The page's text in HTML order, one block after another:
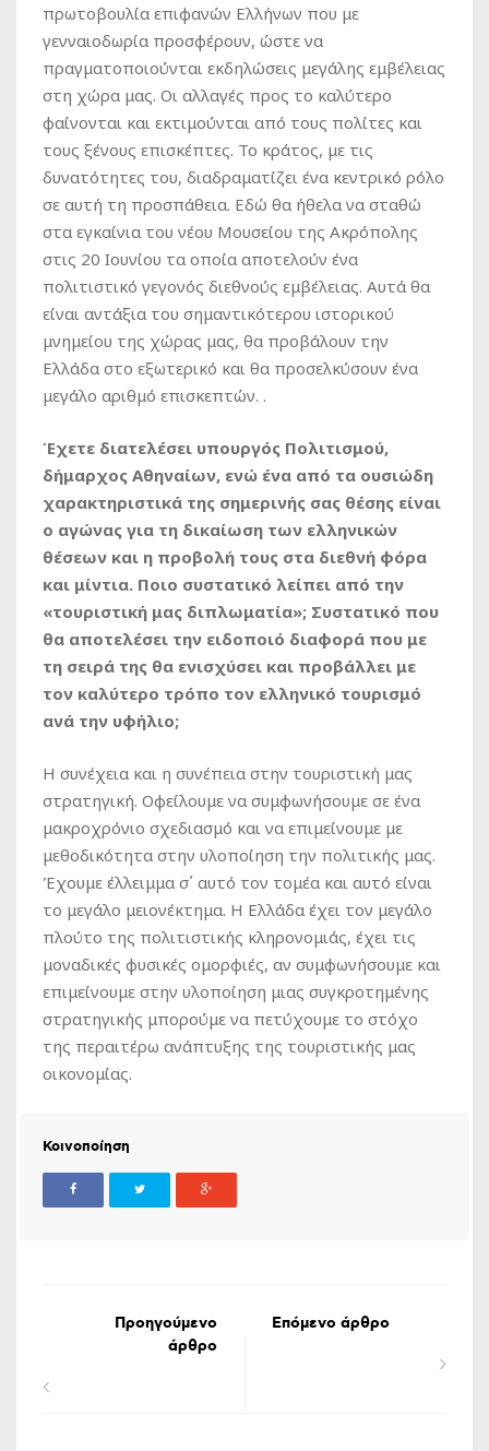
πρωτοβουλία επιφανών Ελλήνων που με
γενναιοδωρία προσφέρουν, ώστε να
πραγματοποιούνται εκδηλώσεις μεγάλης εμβέλειας
στη χώρα μας. Οι αλλαγές προς το καλύτερο
φαίνονται και εκτιμούνται από τους πολίτες και
τους ξένους επισκέπτες. Το κράτος, με τις
δυνατότητες του, διαδραματίζει ένα κεντρικό ρόλο
σε αυτή τη προσπάθεια. Εδώ θα ήθελα να σταθώ
στα εγκαίνια του νέου Μουσείου της Ακρόπολης
στις 20 Ιουνίου τα οποία αποτελούν ένα
πολιτιστικό γεγονός διεθνούς εμβέλειας. Αυτά θα
είναι αντάξια του σημαντικότερου ιστορικού
μνημείου της χώρας μας, θα προβάλουν την
Ελλάδα στο εξωτερικό και θα προσελκύσουν ένα
μεγάλο αριθμό επισκεπτών. .
Έχετε διατελέσει υπουργός Πολιτισμού,
δήμαρχος Αθηναίων, ενώ ένα από τα ουσιώδη
χαρακτηριστικά της σημερινής σας θέσης είναι
ο αγώνας για τη δικαίωση των ελληνικών
θέσεων και η προβολή τους στα διεθνή φόρα
και μίντια. Ποιο συστατικό λείπει από την
«τουριστική μας διπλωματία»; Συστατικό που
θα αποτελέσει την ειδοποιό διαφορά που με
τη σειρά της θα ενισχύσει και προβάλλει με
τον καλύτερο τρόπο τον ελληνικό τουρισμό
ανά την υφήλιο;
Η συνέχεια και η συνέπεια στην τουριστική μας
στρατηγική. Οφείλουμε να συμφωνήσουμε σε ένα
μακροχρόνιο σχεδιασμό και να επιμείνουμε με
μεθοδικότητα στην υλοποίηση την πολιτικής μας.
Έχουμε έλλειμμα σ΄ αυτό τον τομέα και αυτό είναι
το μεγάλο μειονέκτημα. Η Ελλάδα έχει τον μεγάλο
πλούτο της πολιτιστικής κληρονομιάς, έχει τις
μοναδικές φυσικές ομορφιές, αν συμφωνήσουμε και
επιμείνουμε στην υλοποίηση μιας συγκροτημένης
στρατηγικής μπορούμε να πετύχουμε το στόχο
της περαιτέρω ανάπτυξης της τουριστικής μας
οικονομίας.
Κοινοποίηση
Προηγούμενο
άρθρο
Επόμενο άρθρο